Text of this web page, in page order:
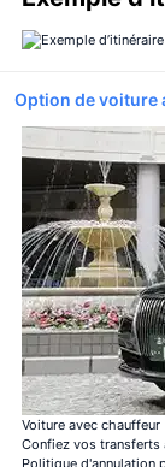
Option de voiture
Voiture avec chauffeur
Confiez vos transferts